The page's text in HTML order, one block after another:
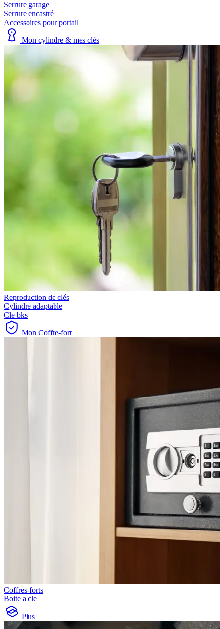
Serrure garage
Serrure encastré
Accessoires pour portail
Mon cylindre & mes clés
Reproduction de clés
Cylindre adaptable
Cle bks
Mon Coffre-fort
Coffres-forts
Boite a cle
Plus